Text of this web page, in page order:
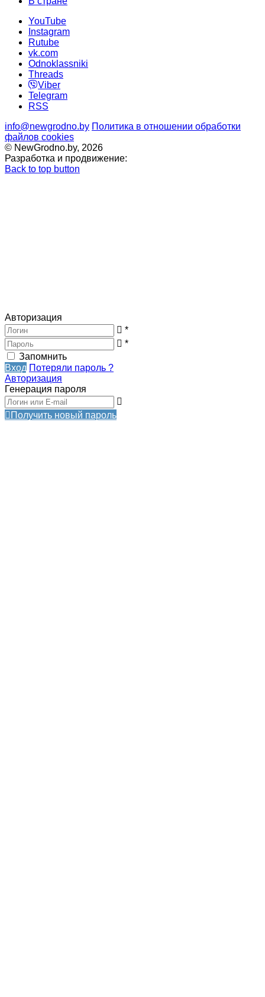
YouTube
Instagram
Rutube
vk.com
Odnoklassniki
Threads
Viber
Telegram
RSS
info@newgrodno.by Политика в отношении обработки
файлов cookies
© NewGrodno.by, 2026
Разработка и продвижение:
Back to top button
Авторизация
*
*
Запомнить
Вход Потеряли пароль ?
Авторизация
Генерация пароля
Получить новый пароль